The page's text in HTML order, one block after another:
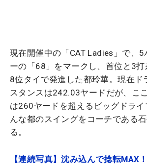
現在開催中の「CAT Ladies」で、
ーの「68」をマークし、首位と3打
8位タイで発進した都玲華。現在ド
スタンスは242.03ヤードだが、こ
は260ヤードを超えるビッグドラ
んな都のスイングをコーチである
る。
【連続写真】沈み込んで捻転